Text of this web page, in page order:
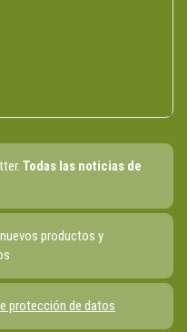
Todas las noticias de
productos y
protección de datos